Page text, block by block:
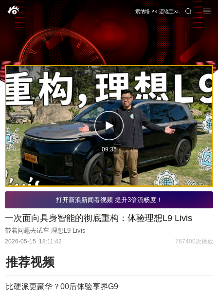
索纳塔 PK 迈锐宝XL
09:35
打开新浪新闻看视频 提升3倍流畅度！
一次面向具身智能的彻底重构：体验理想L9 Livis
带着问题去试车 理想L9 Livis
2026-05-15 18:11:42 767400次播放
推荐视频
比硬派更豪华？00后体验享界G9